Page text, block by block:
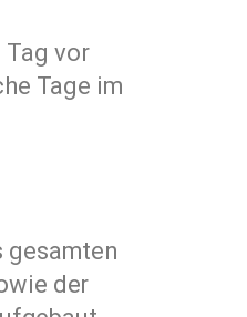
vor
Tage im
gesamten
der